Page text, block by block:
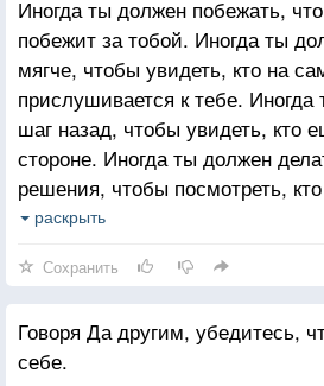
Иногда ты должен побежать,
побежит за тобой. Иногда ты
мягче, чтобы увидеть, кто на
прислушивается к тебе.
шаг назад, чтобы увидеть, кто
стороне. Иногда ты должен
решения, чтобы посмотреть,
рушится. Иногда ты должен
вернуться!
раскрыть
Сохранить
Говоря Да другим, убедитесь,
себе.